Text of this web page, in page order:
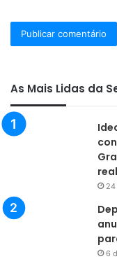
As Mais Lidas da
6